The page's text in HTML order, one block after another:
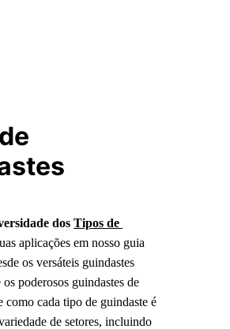
dos Tipos de
aplicações em nosso guia
os versáteis guindastes
poderosos guindastes de
como cada tipo de guindaste é
de setores, incluindo